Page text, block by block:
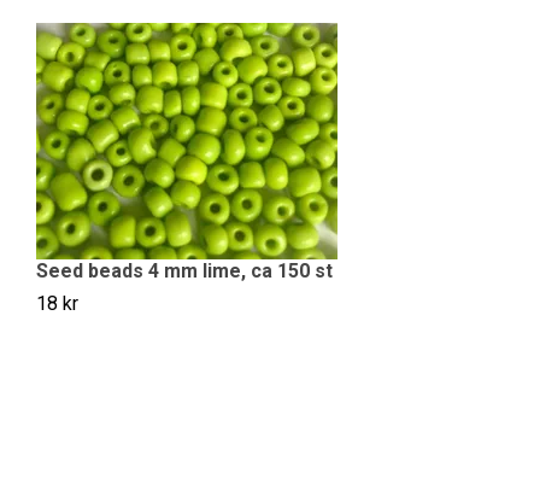
Seed beads 4 mm lime, ca 150 st
18 kr